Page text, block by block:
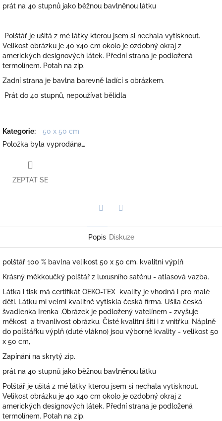
prát na 40 stupnů jako běžnou bavlněnou látku
Polštář je ušitá z mé látky kterou jsem si nechala vytisknout.
Velikost obrázku je 40 x40 cm okolo je ozdobný okraj z
amerických designových látek. Přední strana je podložená
termolínem. Potah na zip.
Zadní strana je bavlna barevně ladící s obrázkem.
Prát do 40 stupnů, nepoužívat bělidla
Kategorie:
50 x 50 cm
Položka byla vyprodána…
ZEPTAT SE
Popis Diskuze
polštář 100 % bavlna velikost 50 x 50 cm, kvalitní výplň
Krásný měkkoučký polštář z luxusního saténu - atlasová vazba.
Látka i tisk má certifikát OEKO-TEX kvality je vhodná i pro malé
děti. Látku mi velmi kvalitně vytiskla česká firma. Ušila česká
švadlenka Irenka .Obrázek je podložený vatelínem - zvyšuje
měkost a trvanlivost obrázku. Čisté kvalitní šití i z vnitřku. Náplně
do polštářku výplň (duté vlákno) jsou výborné kvality - velikost 50
x 50 cm,
Zapínání na skrytý zip.
prát na 40 stupnů jako běžnou bavlněnou látku
Polštář je ušitá z mé látky kterou jsem si nechala vytisknout.
Velikost obrázku je 40 x40 cm okolo je ozdobný okraj z
amerických designových látek. Přední strana je podložená
termolínem. Potah na zip.